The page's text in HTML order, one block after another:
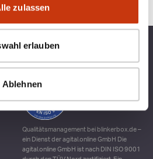
zulassen
erlauben
Ablehnen
BLINKERBOX
Qualitätsmanagement bei blinkerbox.de –
ein Dienst der agital.online GmbH Die
agital.online GmbH ist nach DIN ISO 9001